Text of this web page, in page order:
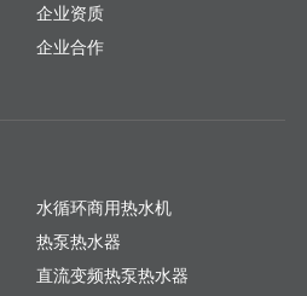
企业资质
企业合作
水循环商用热水机
热泵热水器
直流变频热泵热水器